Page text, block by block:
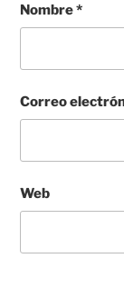
Nombre*
Correo
Web